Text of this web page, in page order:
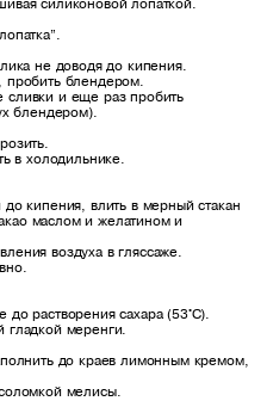
силиконовой лопаткой.
не доводя до кипения.
пробить блендером.
сливки и еще раз пробить
блендером).
в холодильнике.
кипения, влить в мерный стакан
маслом и желатином и
воздуха в гляссаже.
растворения сахара (53°С).
гладкой меренги.
до краев лимонным кремом,
мелисы.